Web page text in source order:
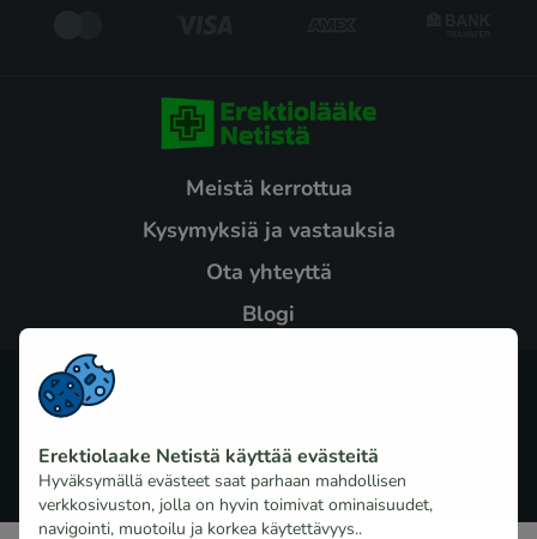
Meistä kerrottua
Kysymyksiä ja vastauksia
Ota yhteyttä
Blogi
Tekijänoikeus © 2026 erektiolaakenetista.fi Kaikki oikeudet
Erektiolaake Netistä käyttää evästeitä
Hyväksymällä evästeet saat parhaan mahdollisen
verkkosivuston, jolla on hyvin toimivat ominaisuudet,
navigointi, muotoilu ja korkea käytettävyys..